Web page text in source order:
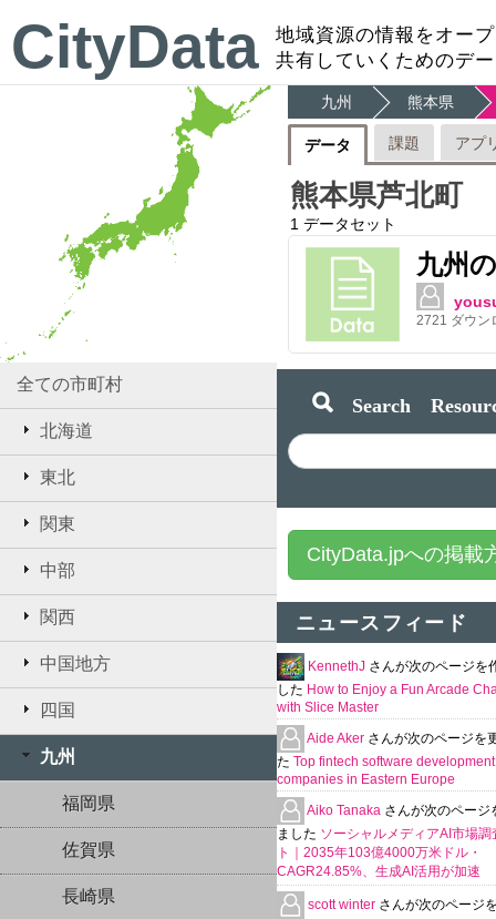
CityData
地域資源の情報をオー
共有していくためのデ
全ての市町村
北海道
東北
関東
中部
関西
中国地方
四国
九州
福岡県
佐賀県
長崎県
九州 熊本県
データ 課題 アプ
熊本県芦北町
1 データセット
九州
2721 ダウン
Search
CityData.jpへの掲載
ニュースフィード
KennethJ さんが次のページを
した How to Enjoy a Fun Arcade
with Slice Master
Aide Aker さんが次のページを
た Top fintech software development
companies in Eastern Europe
Aiko Tanaka さんが次のページ
ました ソーシャルメディアAI市場調
ト｜2035年103億4000万米ドル・
CAGR24.85%、生成AI活用が加速
scott winter さんが次のページ